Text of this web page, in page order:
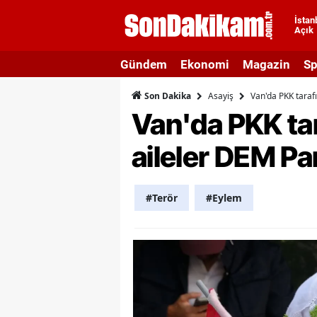
Açık
Gündem Ekonomi Magazin
Son Dakika Asayiş Van'da PKK
Van'da PKK
aileler DEM
#Terör #Eylem